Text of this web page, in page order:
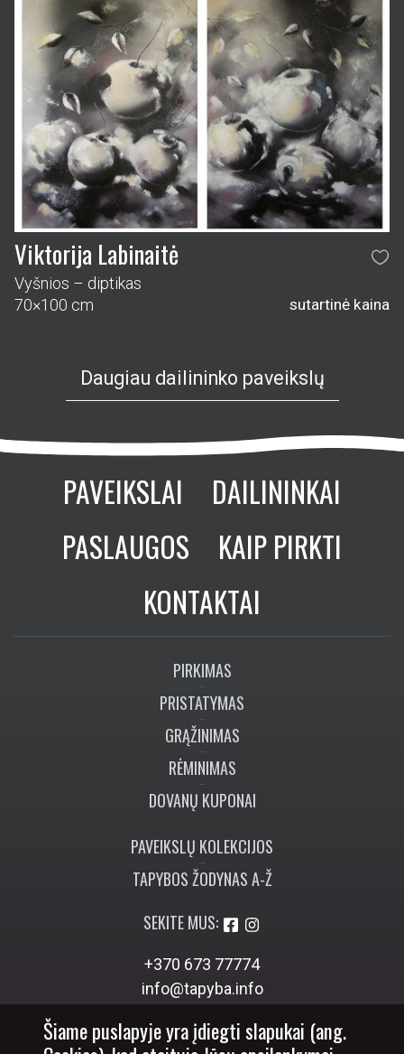
Viktorija Labinaitė
Vyšnios – diptikas
70×100 cm
sutartinė kaina
Daugiau dailininko paveikslų
PAVEIKSLAI
DAILININKAI
PASLAUGOS
KAIP PIRKTI
KONTAKTAI
PIRKIMAS
PRISTATYMAS
GRĄŽINIMAS
RĖMINIMAS
DOVANŲ KUPONAI
PAVEIKSLŲ KOLEKCIJOS
TAPYBOS ŽODYNAS A-Ž
SEKITE MUS:
+370 673 77774
info@tapyba.info
Šiame puslapyje yra įdiegti slapukai (ang.